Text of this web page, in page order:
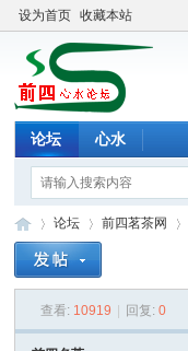
设为首页 收藏本站
论坛 心水
论坛
›
前四茗茶网
查看: 10919 回复: 0